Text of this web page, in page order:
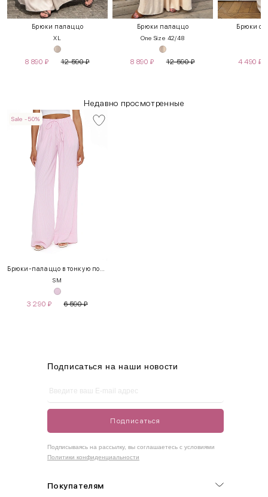
Брюки палаццо
XL
8 890 ₽ 12 590₽
Брюки палаццо
One Size 42/48
8 890 ₽ 12 590₽
Брюки с
4 490 ₽
Недавно просмотренные
Sale -50%
Брюки-палаццо в тонкую полоску
SM
3 290 ₽ 6 590₽
INT RUS
42-50
Как правильно себя обмерить
Измеряется по самым выступающим точкам.
Покупателям
Подписаться на наши новости
Подписаться
Подписываясь на рассылку, вы соглашаетесь с условиями
Политики конфиденциальности